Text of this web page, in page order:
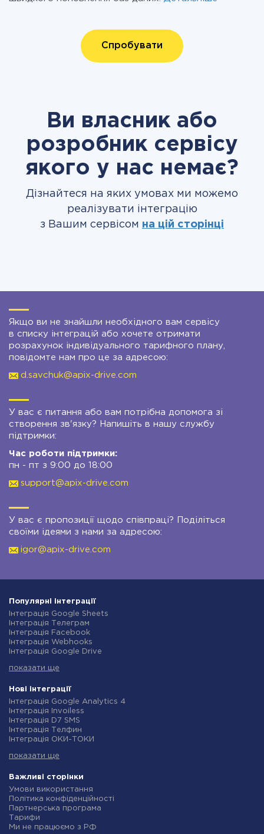
Спробувати
Ви власник або
розробник сервісу
якого у нас немає?
Дізнайтеся на яких умовах ми можемо
реалізувати інтеграцію
з Вашим сервісом на цій сторінці
Якщо ви не знайшли необхідного вам сервісу
в списку інтеграцій або хочете отримати
розрахунок індивідуального тарифного плану,
повідомте нам про це за адресою:
d.savchuk@apix-drive.com
У вас є питання або вам потрібна допомога зі
створення зв'язку? Напишіть в нашу службу
підтримки:
Час роботи підтримки:
пн - пт з 9:00 до 18:00
support@apix-drive.com
У вас є пропозиції щодо співпраці? Поділіться
своїми ідеями з нами за адресою:
igor@apix-drive.com
Популярні інтеграції
Інтеграція Google Sheets
Інтеграція Телеграм
Інтеграція Facebook
Інтеграція Webhooks
Інтеграція Google Drive
Інтеграція Gmail
Інтеграція Rozetka
Інтеграція OpenAI (ChatGPT)
Інтеграція Binotel
Інтеграція Prom
Інтеграція Приват24
Інтеграція OLX
Інтеграція SendPulse
Інтеграція Stream Telecom
Інтеграція Google Analytics
Інтеграція Creatio
Інтеграція Ringostat
Інтеграція Google Calendar
Інтеграція Airtable
показати ще
Нові інтеграції
Інтеграція Google Analytics 4
Інтеграція Invoiless
Інтеграція D7 SMS
Інтеграція Телфин
Інтеграція ОКИ-ТОКИ
Інтеграція Microsoft Dynamics 365
Інтеграція TxtSync
Інтеграція Wire2Air
Інтеграція Corezoid
Інтеграція Infobip
Інтеграція Instasent
Інтеграція AtomPark
показати ще
Важливі сторінки
Умови використання
Політика конфіденційності
Партнерська програма
Тарифи
Ми не працюємо з РФ